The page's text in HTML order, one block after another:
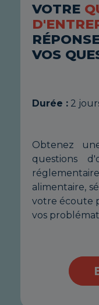
VOTRE
VOS
Durée :2
Obtenez
questions
alimentaire,
votre écoute
vos